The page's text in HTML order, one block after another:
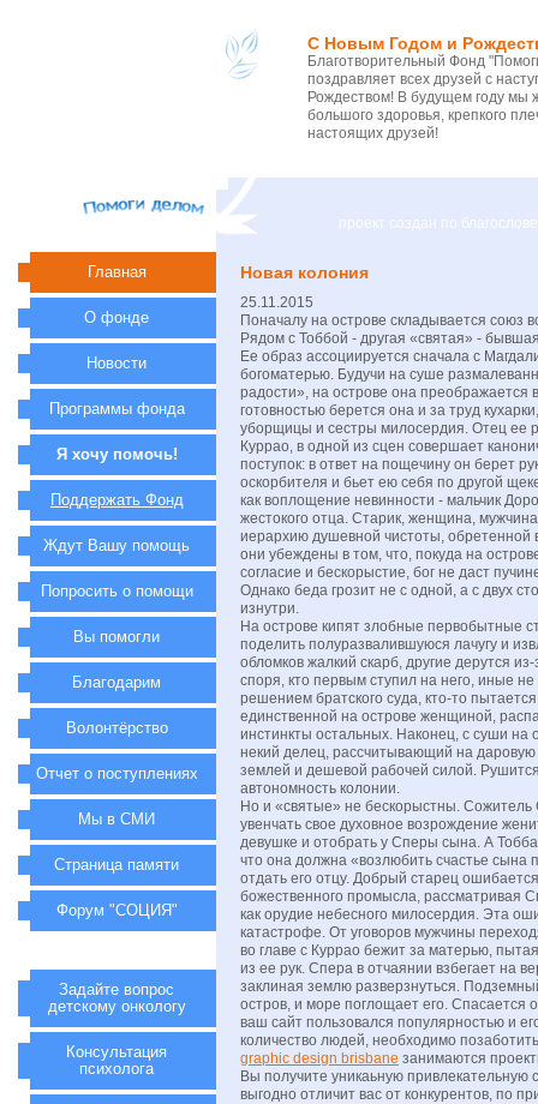
С Новым Годом и
Благотворительный Фонд
поздравляет всех друзей с
Рождеством! В будущем году
большого здоровья, крепкого
настоящих друзей!
проект создан по
Новая колония
25.11.2015
Поначалу на острове складывается союз
Рядом с Тоббой - другая «святая» -
Ее образ ассоциируется сначала с
богоматерью. Будучи на суше
радости», на острове она преображается
готовностью берется она и за труд
уборщицы и сестры милосердия. Отец ее
Куррао, в одной из сцен совершает
поступок: в ответ на пощечину он берет
оскорбителя и бьет ею себя по другой
как воплощение невинности - мальчик
жестокого отца. Старик, женщина,
иерархию душевной чистоты, обретенной
они убеждены в том, что, покуда на
согласие и бескорыстие, бог не даст
Однако беда грозит не с одной, а с двух
изнутри.
На острове кипят злобные первобытные
поделить полуразвалившуюся лачугу и
обломков жалкий скарб, другие дерутся
споря, кто первым ступил на него, иные не
решением братского суда, кто-то
единственной на острове женщиной,
инстинкты остальных. Наконец, с суши на
некий делец, рассчитывающий на даровую
землей и дешевой рабочей силой.
автономность колонии.
Но и «святые» не бескорыстны.
увенчать свое духовное возрождение
девушке и отобрать у Сперы сына. А
что она должна «возлюбить счастье сына
отдать его отцу. Добрый старец ошибается
божественного промысла, рассматривая
как орудие небесного милосердия. Эта
катастрофе. От уговоров мужчины
во главе с Куррао бежит за матерью,
из ее рук. Спера в отчаянии взбегает на
заклиная землю разверзнуться.
остров, и море поглощает его. Спасается
ваш сайт пользовался популярностью и
количество людей, необходимо
graphic design brisbane занимаются
Вы получите уникаьную привлекательную
выгодно отличит вас от конкурентов, по
Главная
О фонде
Новости
Программы фонда
Я хочу помочь!
Поддержать Фонд
Ждут Вашу помощь
Попросить о помощи
Вы помогли
Благодарим
Волонтёрство
Отчет о поступлениях
Мы в СМИ
Страница памяти
Форум "СОЦИЯ"
Задайте вопрос
детскому онкологу
Консультация
психолога